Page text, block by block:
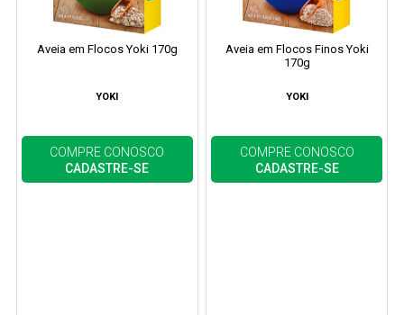
Aveia em Flocos Yoki 170g
YOKI
COMPRE CONOSCO
CADASTRE-SE
Aveia em Flocos Finos Yoki
170g
YOKI
COMPRE CONOSCO
CADASTRE-SE